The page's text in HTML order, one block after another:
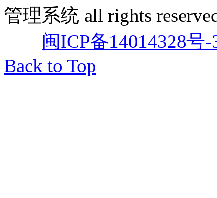
管理系统 all rights
闽ICP备14014328号-
Back to Top